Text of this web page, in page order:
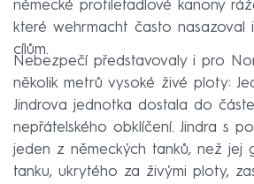
německé protiletadlové kanony
které wehrmacht často nasazoval
cílům.
Nebezpečí představovaly i pro
několik metrů vysoké živé ploty:
Jindrova jednotka dostala do
nepřátelského obklíčení. Jindra s
jeden z německých tanků, než jej
tanku, ukrytého za živými ploty,